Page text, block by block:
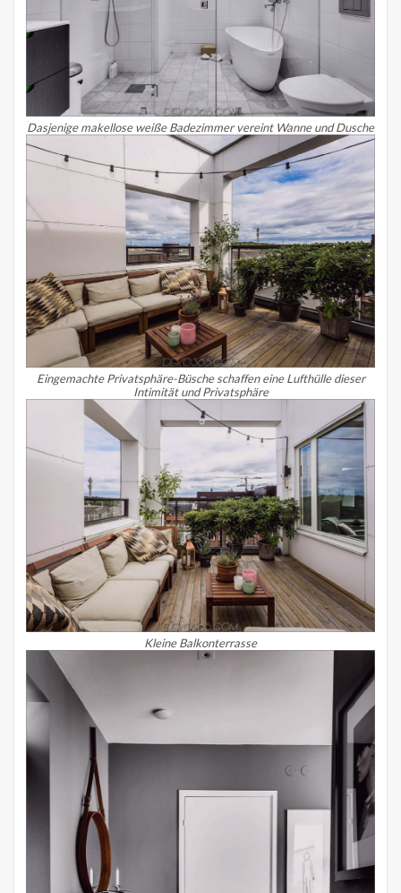
Dasjenige makellose weiße Badezimmer vereint Wanne und Dusche
Eingemachte Privatsphäre-Büsche schaffen eine Lufthülle dieser
Intimität und Privatsphäre
Kleine Balkonterrasse